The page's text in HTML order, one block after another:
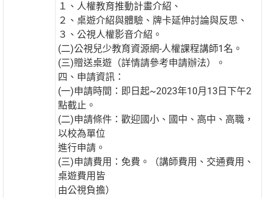
１、人權教育推動計畫介紹、
２、桌遊介紹與體驗、牌卡延伸討論與反思、
３、公視人權影音介紹。
(二)公視兒少教育資源網-人權課程講師1名。
(三)贈送桌遊（詳情請參考申請辦法）。
四、申請資訊：
(一)申請時間：即日起~2023年10月13日下午2
點截止。
(二)申請條件：歡迎國小、國中、高中、高職，
以校為單位
進行申請。
(三)申請費用：免費。（講師費用、交通費用、
桌遊費用皆
由公視負擔）